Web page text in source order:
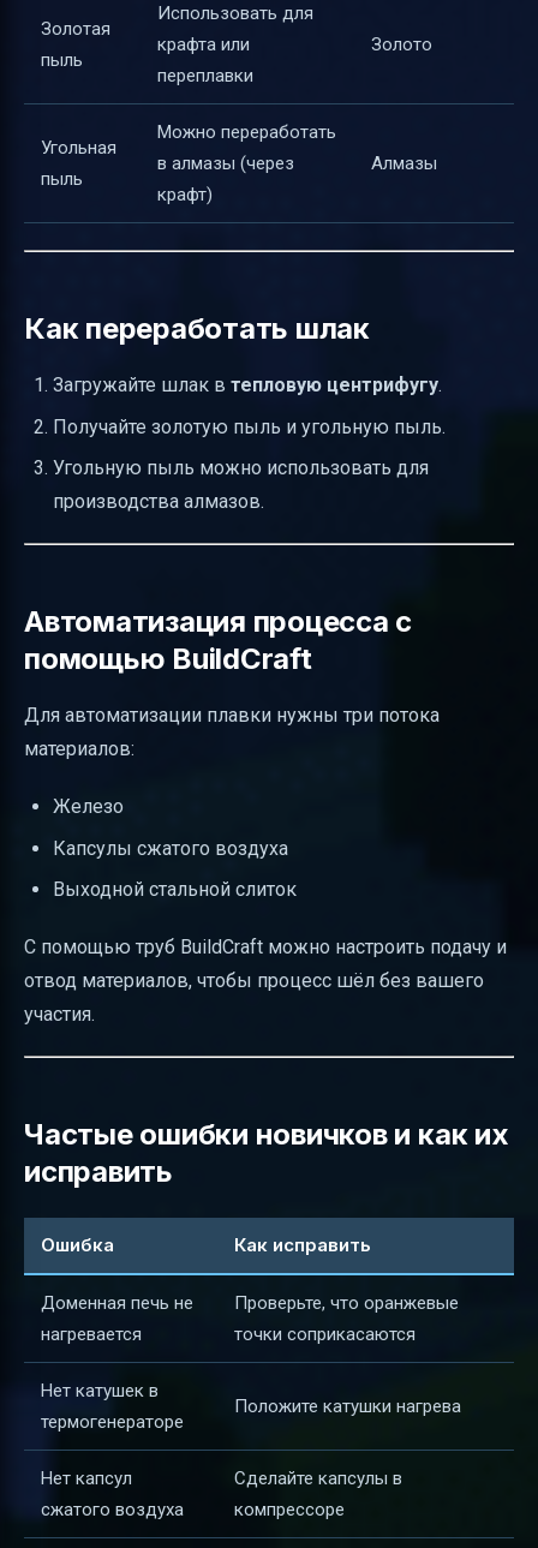
Золотая
пыль
Использовать для
крафта или
переплавки
Золото
Угольная
пыль
Можно переработать
в алмазы (через
крафт)
Алмазы
Как переработать шлак
Загружайте шлак в тепловую центрифугу.
Получайте золотую пыль и угольную пыль.
Угольную пыль можно использовать для
производства алмазов.
Автоматизация процесса с
помощью BuildCraft
Для автоматизации плавки нужны три потока
материалов:
Железо
Капсулы сжатого воздуха
Выходной стальной слиток
С помощью труб BuildCraft можно настроить подачу и
отвод материалов, чтобы процесс шёл без вашего
участия.
Частые ошибки новичков и как их
исправить
Ошибка Как исправить
Доменная печь не
нагревается
Проверьте, что оранжевые
точки соприкасаются
Нет катушек в
термогенераторе
Положите катушки нагрева
Нет капсул
сжатого воздуха
Сделайте капсулы в
компрессоре